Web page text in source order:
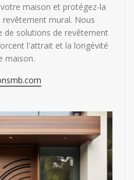
maison et protégez-la
mural. Nous
de solutions de revêtement
l'attrait et la longévité
maison.